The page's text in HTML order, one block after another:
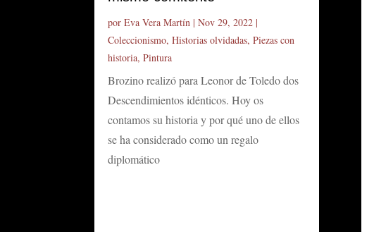
porEva Vera Martín |Nov 29, 2022 |
Coleccionismo,Historias olvidadas,Piezas con
historia,Pintura
Brozino realizó para Leonor de Toledo dos
Descendimientos idénticos. Hoy os
contamos su historia y por qué uno de ellos
se ha considerado como un regalo
diplomático